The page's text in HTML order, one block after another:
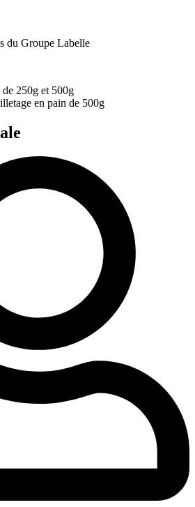
du Groupe Labelle
250g et 500g
en pain de 500g